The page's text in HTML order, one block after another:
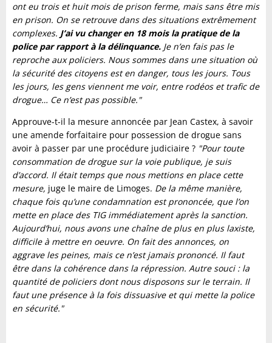
ont eu trois et huit mois de prison ferme, mais sans être mis
en prison. On se retrouve dans des situations extrêmement
complexes. J’ai vu changer en 18 mois la pratique de la
police par rapport à la délinquance. Je n’en fais pas le
reproche aux policiers. Nous sommes dans une situation où
la sécurité des citoyens est en danger, tous les jours. Tous
les jours, les gens viennent me voir, entre rodéos et trafic de
drogue… Ce n’est pas possible."
Approuve-t-il la mesure annoncée par Jean Castex, à savoir
une amende forfaitaire pour possession de drogue sans
avoir à passer par une procédure judiciaire ? "Pour toute
consommation de drogue sur la voie publique, je suis
d’accord. Il était temps que nous mettions en place cette
mesure, juge le maire de Limoges. De la même manière,
chaque fois qu’une condamnation est prononcée, que l’on
mette en place des TIG immédiatement après la sanction.
Aujourd’hui, nous avons une chaîne de plus en plus laxiste,
difficile à mettre en oeuvre. On fait des annonces, on
aggrave les peines, mais ce n’est jamais prononcé. Il faut
être dans la cohérence dans la répression. Autre souci : la
quantité de policiers dont nous disposons sur le terrain. Il
faut une présence à la fois dissuasive et qui mette la police
en sécurité."